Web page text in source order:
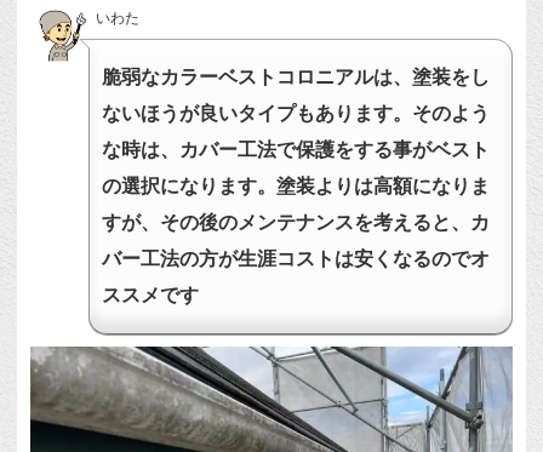
いわた
脆弱なカラーベストコロニアルは、塗装をし
ないほうが良いタイプもあります。そのよう
な時は、カバー工法で保護をする事がベスト
の選択になります。塗装よりは高額になりま
すが、その後のメンテナンスを考えると、カ
バー工法の方が生涯コストは安くなるのでオ
ススメです